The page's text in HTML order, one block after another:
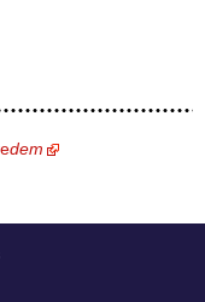
dem